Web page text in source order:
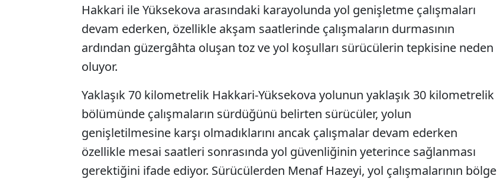
Hakkari ile Yüksekova arasındaki karayolunda yol genişletme çalışmaları
devam ederken, özellikle akşam saatlerinde çalışmaların durmasının
ardından güzergâhta oluşan toz ve yol koşulları sürücülerin tepkisine neden
oluyor.
Yaklaşık 70 kilometrelik Hakkari-Yüksekova yolunun yaklaşık 30 kilometrelik
bölümünde çalışmaların sürdüğünü belirten sürücüler, yolun
genişletilmesine karşı olmadıklarını ancak çalışmalar devam ederken
özellikle mesai saatleri sonrasında yol güvenliğinin yeterince sağlanması
gerektiğini ifade ediyor. Sürücülerden Menaf Hazeyi, yol çalışmalarının bölge